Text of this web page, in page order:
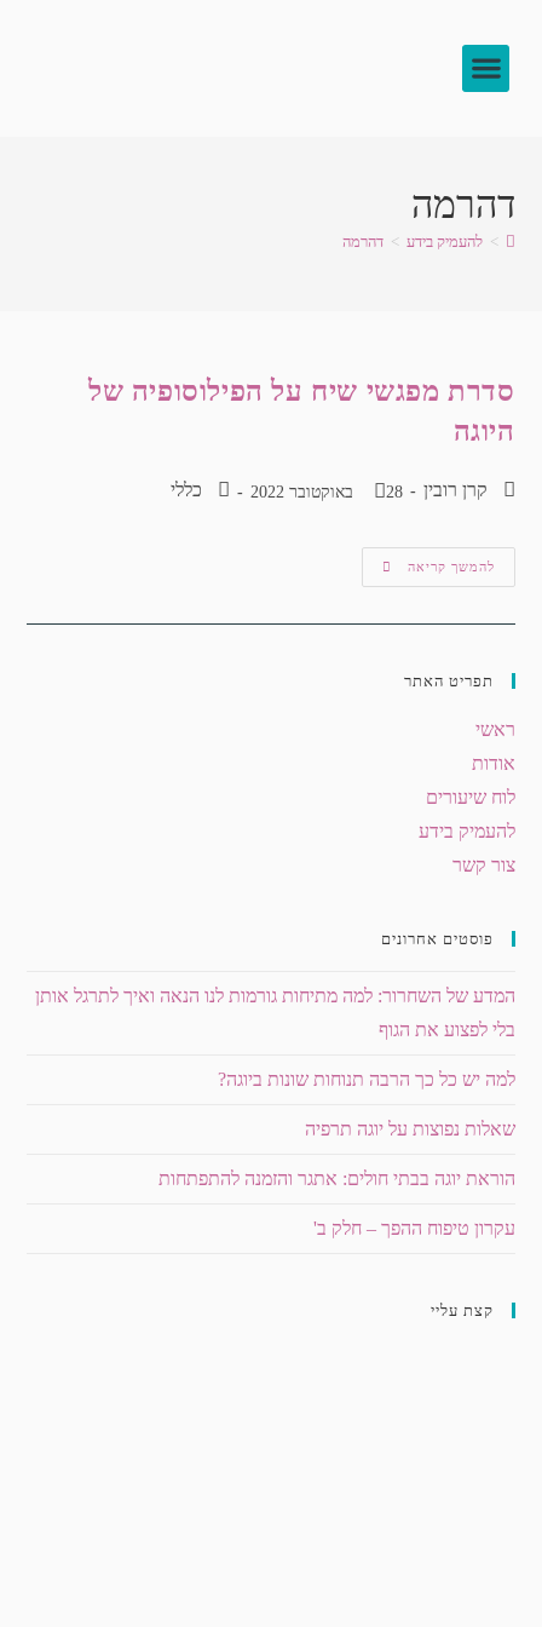
דהרמה
> להעמיק בידע > דהרמה
סדרת מפגשי שיח על הפילוסופיה של
היוגה
קרן רובין 28 באוקטובר 2022 כללי
להמשך קריאה
תפריט האתר
ראשי
אודות
לוח שיעורים
להעמיק בידע
צור קשר
פוסטים אחרונים
המדע של השחרור: למה מתיחות גורמות לנו הנאה ואיך לתרגל אותן
בלי לפצוע את הגוף
למה יש כל כך הרבה תנוחות שונות ביוגה?
שאלות נפוצות על יוגה תרפיה
הוראת יוגה בבתי חולים: אתגר והזמנה להתפתחות
עקרון טיפוח ההפך – חלק ב'
קצת עליי